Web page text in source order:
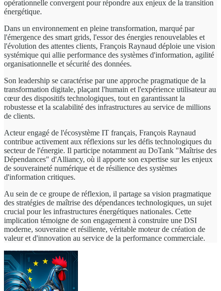
opérationnelle convergent pour répondre aux enjeux de la transition
énergétique.
Dans un environnement en pleine transformation, marqué par
l'émergence des smart grids, l'essor des énergies renouvelables et
l'évolution des attentes clients, François Raynaud déploie une vision
systémique qui allie performance des systèmes d'information, agilité
organisationnelle et sécurité des données.
Son leadership se caractérise par une approche pragmatique de la
transformation digitale, plaçant l'humain et l'expérience utilisateur au
cœur des dispositifs technologiques, tout en garantissant la
robustesse et la scalabilité des infrastructures au service de millions
de clients.
Acteur engagé de l'écosystème IT français, François Raynaud
contribue activement aux réflexions sur les défis technologiques du
secteur de l'énergie. Il participe notamment au DoTank "Maîtrise des
Dépendances" d'Alliancy, où il apporte son expertise sur les enjeux
de souveraineté numérique et de résilience des systèmes
d'information critiques.
Au sein de ce groupe de réflexion, il partage sa vision pragmatique
des stratégies de maîtrise des dépendances technologiques, un sujet
crucial pour les infrastructures énergétiques nationales. Cette
implication témoigne de son engagement à construire une DSI
moderne, souveraine et résiliente, véritable moteur de création de
valeur et d'innovation au service de la performance commerciale.